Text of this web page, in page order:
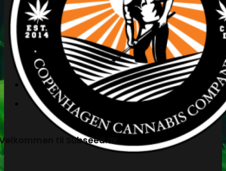
Søg
efter:
Kasse+
til Subseed.dk